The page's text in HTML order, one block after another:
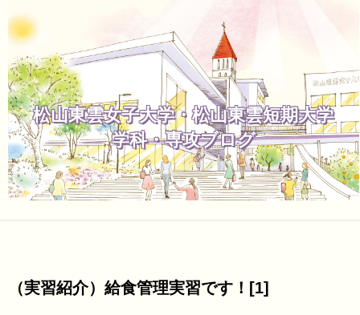
松山東雲女子大学・松山東雲短期大学
学科・専攻ブログ
（実習紹介）給食管理実習です！[1]